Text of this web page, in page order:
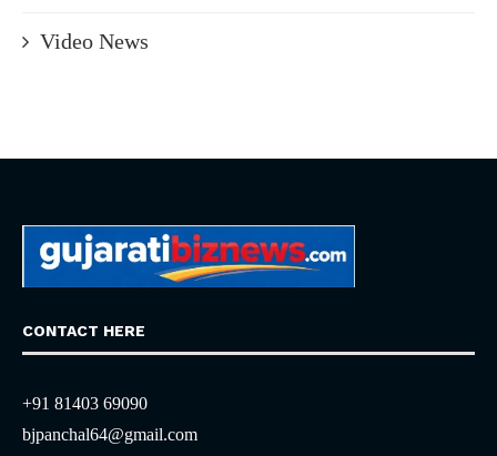
Video News
CONTACT HERE
+91 81403 69090
bjpanchal64@gmail.com